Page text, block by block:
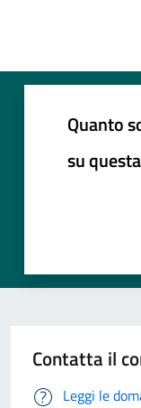
Quanto
su
Contatta il
Leggi le